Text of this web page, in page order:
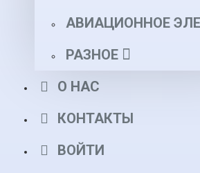
АВИАЦИОННОЕ
РАЗНОЕ
О НАС
КОНТАКТЫ
ВОЙТИ